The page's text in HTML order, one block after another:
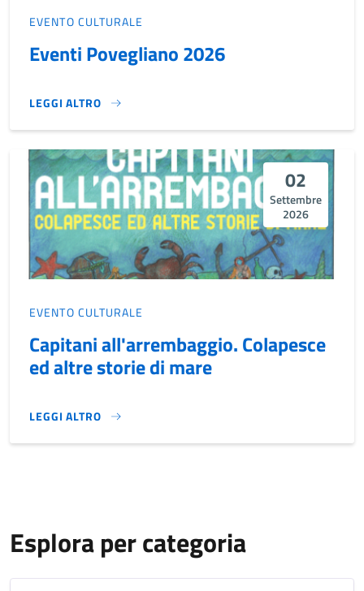
EVENTO CULTURALE
Eventi Povegliano 2026
LEGGI ALTRO
EVENTI POVEGLIANO 2026}
02
Settembre
2026
EVENTO CULTURALE
Capitani all'arrembaggio. Colapesce
ed altre storie di mare
LEGGI ALTRO
CAPITANI ALL'ARREMBAGGIO. COLAPESCE ED ALTRE
Esplora per categoria